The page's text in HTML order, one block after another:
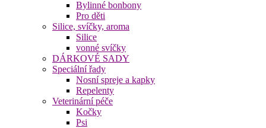
Bylinné bonbony
Pro děti
Silice, svíčky, aroma
Silice
vonné svíčky
DÁRKOVÉ SADY
Speciální řady
Nosní spreje a kapky
Repelenty
Veterinární péče
Kočky
Psi